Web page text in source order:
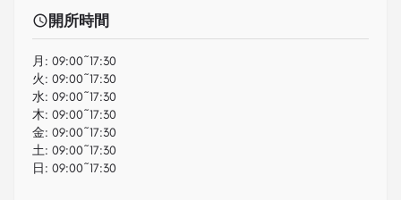
開所時間
月: 09:00~17:30
火: 09:00~17:30
水: 09:00~17:30
木: 09:00~17:30
金: 09:00~17:30
土: 09:00~17:30
日: 09:00~17:30